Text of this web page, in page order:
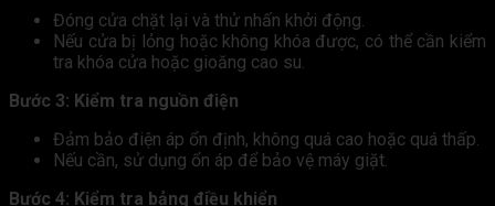
Đóng cửa chặt lại và thử nhấn khởi động.
Nếu cửa bị lỏng hoặc không khóa được, có thể cần kiểm
tra khóa cửa hoặc gioăng cao su.
Bước 3: Kiểm tra nguồn điện
Đảm bảo điện áp ổn định, không quá cao hoặc quá thấp.
Nếu cần, sử dụng ổn áp để bảo vệ máy giặt.
Bước 4: Kiểm tra bảng điều khiển